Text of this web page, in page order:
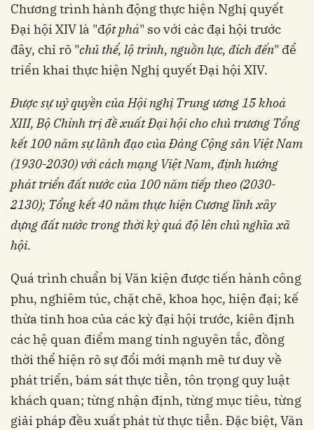
Chương trình hành động thực hiện Nghị quyết
Đại hội XIV là "đột phá" so với các đại hội trước
đây, chỉ rõ "chủ thể, lộ trình, nguồn lực, đích đến" để
triển khai thực hiện Nghị quyết Đại hội XIV.
Được sự uỷ quyền của Hội nghị Trung ương 15 khoá
XIII, Bộ Chính trị đề xuất Đại hội cho chủ trương Tổng
kết 100 năm sự lãnh đạo của Đảng Cộng sản Việt Nam
(1930-2030) với cách mạng Việt Nam, định hướng
phát triển đất nước của 100 năm tiếp theo (2030-
2130); Tổng kết 40 năm thực hiện Cương lĩnh xây
dựng đất nước trong thời kỳ quá độ lên chủ nghĩa xã
hội.
Quá trình chuẩn bị Văn kiện được tiến hành công
phu, nghiêm túc, chặt chẽ, khoa học, hiện đại; kế
thừa tinh hoa của các kỳ đại hội trước, kiên định
các hệ quan điểm mang tính nguyên tắc, đồng
thời thể hiện rõ sự đổi mới mạnh mẽ tư duy về
phát triển, bám sát thực tiễn, tôn trọng quy luật
khách quan; từng nhận định, từng mục tiêu, từng
giải pháp đều xuất phát từ thực tiễn. Đặc biệt, Văn